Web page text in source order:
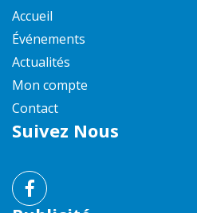
Accueil
Événements
Actualités
Mon compte
Contact
Suivez Nous